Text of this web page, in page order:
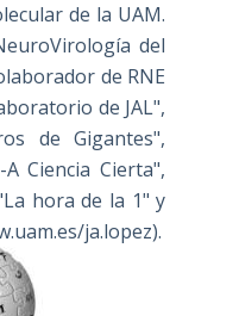
de la UAM.
del
de RNE
de JAL",
de Gigantes",
Ciencia Cierta",
hora de la 1" y
ja.lopez).